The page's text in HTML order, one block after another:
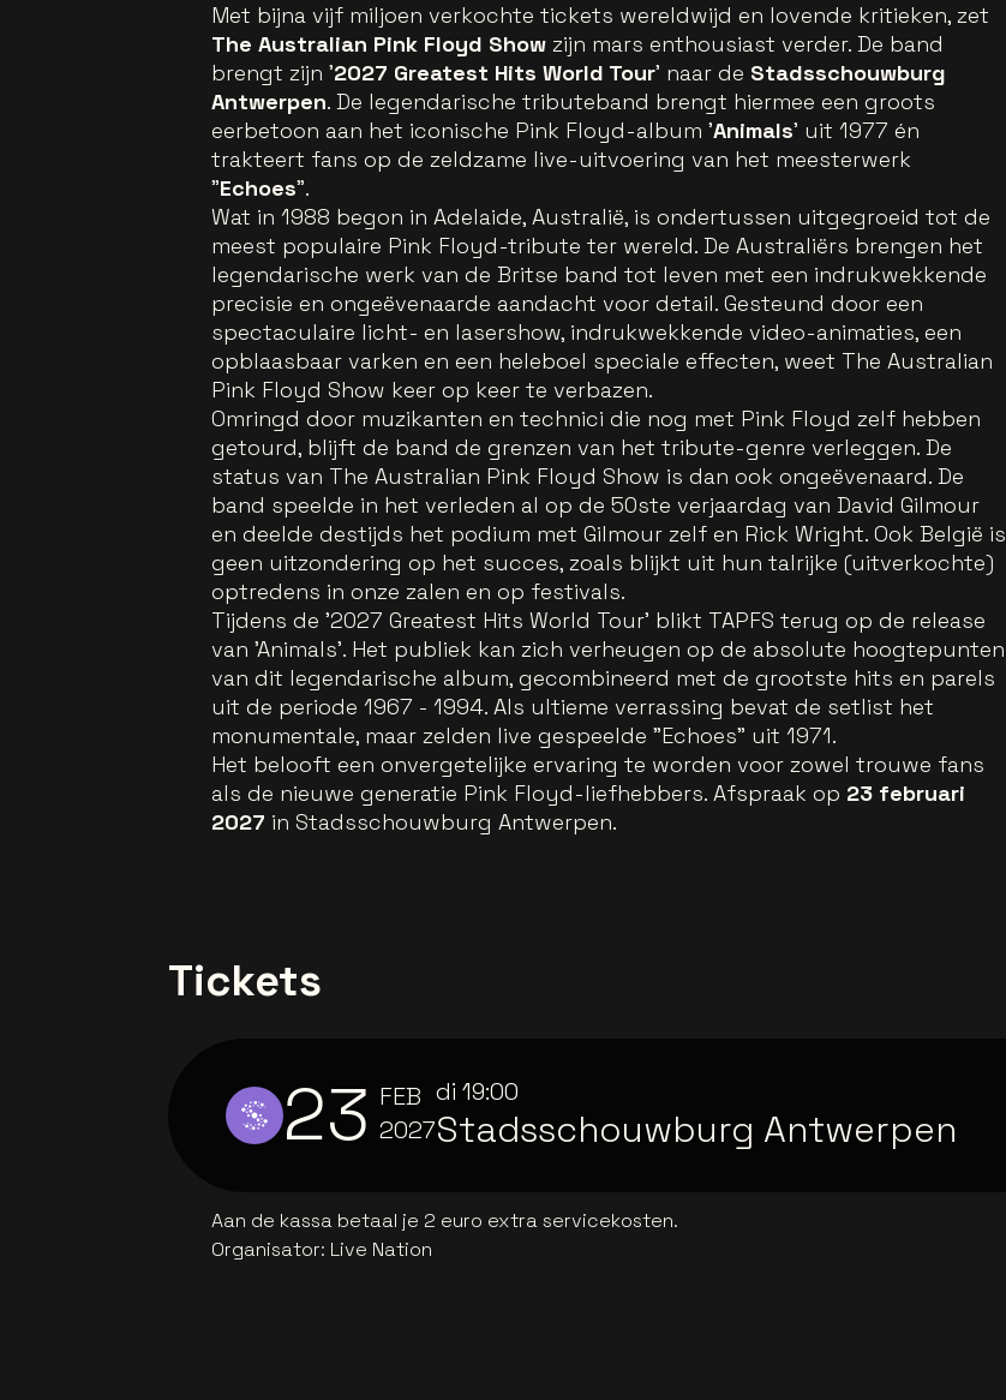
Met bijna vijf miljoen verkochte tickets wereldwijd en lovende kritieken, zet
The Australian Pink Floyd Show zijn mars enthousiast verder. De band
brengt zijn '2027 Greatest Hits World Tour' naar de Stadsschouwburg
Antwerpen. De legendarische tributeband brengt hiermee een groots
eerbetoon aan het iconische Pink Floyd-album 'Animals' uit 1977 én
trakteert fans op de zeldzame live-uitvoering van het meesterwerk
"Echoes".
Wat in 1988 begon in Adelaide, Australië, is ondertussen uitgegroeid tot de
meest populaire Pink Floyd-tribute ter wereld. De Australiërs brengen het
legendarische werk van de Britse band tot leven met een indrukwekkende
precisie en ongeëvenaarde aandacht voor detail. Gesteund door een
spectaculaire licht- en lasershow, indrukwekkende video-animaties, een
opblaasbaar varken en een heleboel speciale effecten, weet The Australian
Pink Floyd Show keer op keer te verbazen.
Omringd door muzikanten en technici die nog met Pink Floyd zelf hebben
getourd, blijft de band de grenzen van het tribute-genre verleggen. De
status van The Australian Pink Floyd Show is dan ook ongeëvenaard. De
band speelde in het verleden al op de 50ste verjaardag van David Gilmour
en deelde destijds het podium met Gilmour zelf en Rick Wright. Ook België is
geen uitzondering op het succes, zoals blijkt uit hun talrijke (uitverkochte)
optredens in onze zalen en op festivals.
Tijdens de '2027 Greatest Hits World Tour' blikt TAPFS terug op de release
van 'Animals'. Het publiek kan zich verheugen op de absolute hoogtepunten
van dit legendarische album, gecombineerd met de grootste hits en parels
uit de periode 1967 - 1994. Als ultieme verrassing bevat de setlist het
monumentale, maar zelden live gespeelde "Echoes" uit 1971.
Het belooft een onvergetelijke ervaring te worden voor zowel trouwe fans
als de nieuwe generatie Pink Floyd-liefhebbers. Afspraak op 23 februari
2027 in Stadsschouwburg Antwerpen.
Tickets
23 FEB
2027
di 19:00
Stadsschouwburg Antwerpen
Aan de kassa betaal je 2 euro extra servicekosten.
Organisator: Live Nation